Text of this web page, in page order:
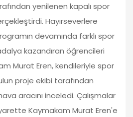
yenilenen kapalı spor
Hayırseverlere
devamında farklı spor
kazandıran öğrencileri
Murat Eren, kendileriyle spor
proje ekibi tarafından
aracını inceledi. Çalışmalar
Kaymakam Murat Eren'e